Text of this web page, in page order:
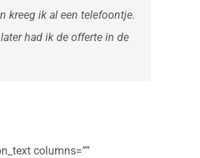
kreeg ik al een telefoontje.
had ik de offerte in de
columns=””